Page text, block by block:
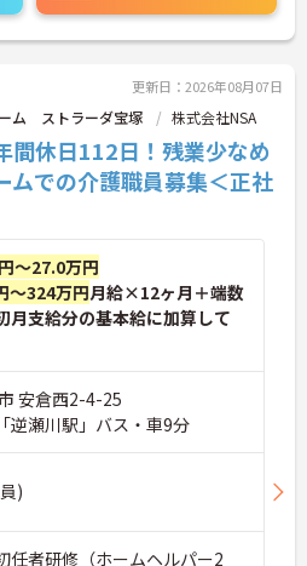
ます。
策ポイントなど、さら
更新日：2026年08月07日
ム ストラーダ宝塚 株式会社NSA
間休日112日！残業少なめ
での介護職員募集＜正社
～27.0万円
～324万円月給×12ヶ月＋端数
支給分の基本給に加算して
安倉西2-4-25
逆瀬川駅」バス・車9分
)
任者研修（ホームヘルパー2